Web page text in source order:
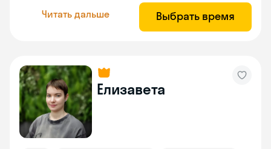
Читать дальше Выбрать время
Елизавета